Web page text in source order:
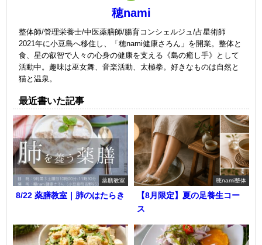
穂nami
整体師/管理栄養士/中医薬膳師/腸育コンシェルジュ/占星術師
2021年に小豆島へ移住し、「穂nami健康さろん」を開業。整体と
食、星の叡智で人々の心身の健康を支える《島の癒し手》として
活動中。趣味は巫女舞、音楽活動、太極拳。好きなものは自然と
猫と温泉。
最近書いた記事
薬膳教室
8/22 薬膳教室｜肺のはたらき
穂nami整体
【8月限定】夏の足養生コー
ス